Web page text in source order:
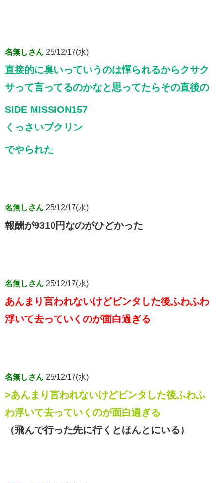
名無しさん 25/12/17(水)
直接的に臭いっていうのは憚られるからクサク
サって言ってるのかなと思ってたらその直後の
SIDE MISSION157
くっさいプクリン
でやられた
名無しさん 25/12/17(水)
報酬が9310円なのがひどかった
名無しさん 25/12/17(水)
あんまり言われないけどビンタした後ふわふわ
浮いて去っていくのが面白過ぎる
名無しさん 25/12/17(水)
>あんまり言われないけどビンタした後ふわふ
わ浮いて去っていくのが面白過ぎる
（飛んで行った先に行くとほんとにいる）